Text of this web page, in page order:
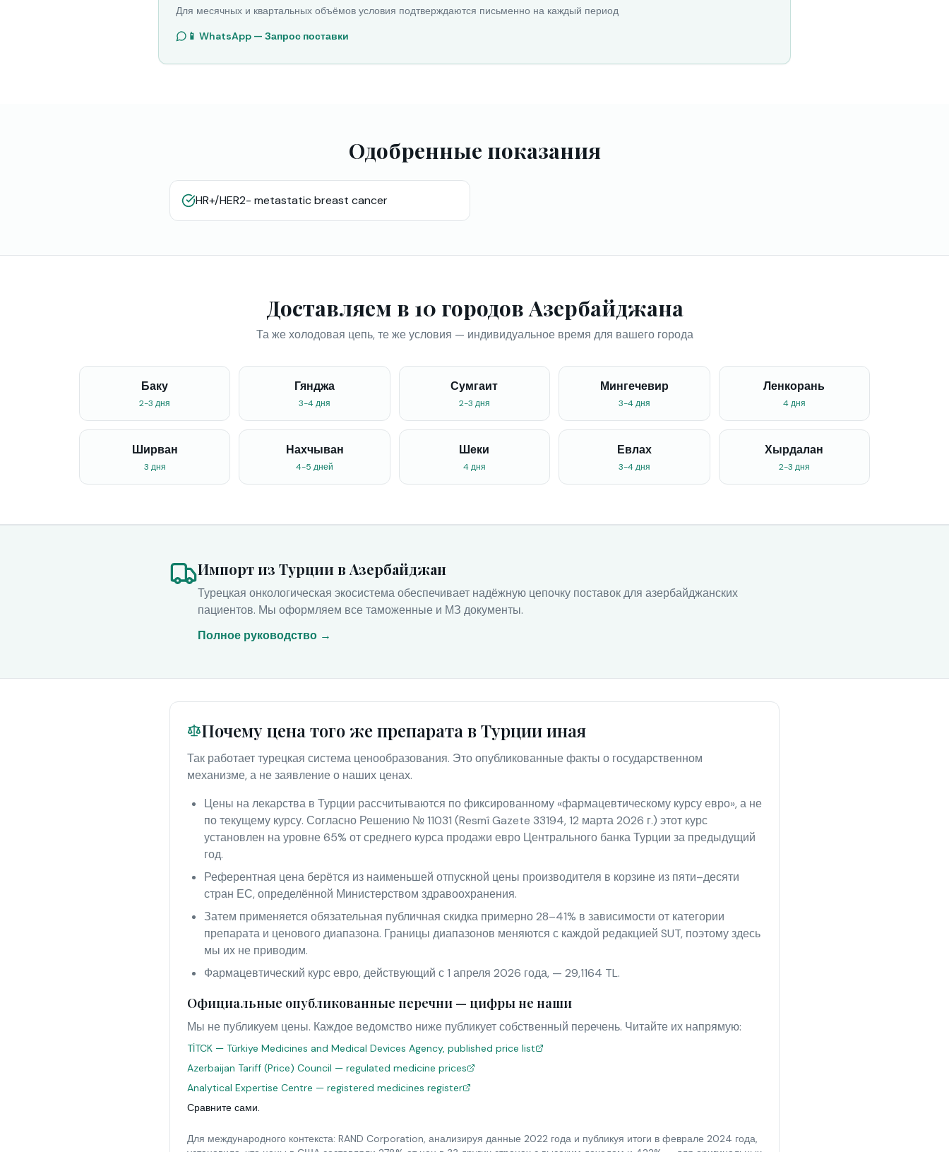
Для месячных и квартальных объёмов условия подтверждаются письменно на каждый период
📱 WhatsApp — Запрос поставки
Одобренные показания
HR+/HER2- metastatic breast cancer
Доставляем в 10 городов Азербайджана
Та же холодовая цепь, те же условия — индивидуальное время для вашего города
Баку
2-3 дня
Гянджа
3-4 дня
Сумгаит
2-3 дня
Мингечевир
3-4 дня
Ленкорань
4 дня
Ширван
3 дня
Нахчыван
4-5 дней
Шеки
4 дня
Евлах
3-4 дня
Хырдалан
2-3 дня
Импорт из Турции в Азербайджан
Турецкая онкологическая экосистема обеспечивает надёжную цепочку поставок для азербайджанских
пациентов. Мы оформляем все таможенные и МЗ документы.
Полное руководство →
Почему цена того же препарата в Турции иная
Так работает турецкая система ценообразования. Это опубликованные факты о государственном
механизме, а не заявление о наших ценах.
Цены на лекарства в Турции рассчитываются по фиксированному «фармацевтическому курсу евро», а не
по текущему курсу. Согласно Решению № 11031 (Resmî Gazete 33194, 12 марта 2026 г.) этот курс
установлен на уровне 65% от среднего курса продажи евро Центрального банка Турции за предыдущий
год.
Референтная цена берётся из наименьшей отпускной цены производителя в корзине из пяти–десяти
стран ЕС, определённой Министерством здравоохранения.
Затем применяется обязательная публичная скидка примерно 28–41% в зависимости от категории
препарата и ценового диапазона. Границы диапазонов меняются с каждой редакцией SUT, поэтому здесь
мы их не приводим.
Фармацевтический курс евро, действующий с 1 апреля 2026 года, — 29,1164 TL.
Официальные опубликованные перечни — цифры не наши
Мы не публикуем цены. Каждое ведомство ниже публикует собственный перечень. Читайте их напрямую:
TİTCK — Türkiye Medicines and Medical Devices Agency, published price list
Azerbaijan Tariff (Price) Council — regulated medicine prices
Analytical Expertise Centre — registered medicines register
Сравните сами.
Для международного контекста: RAND Corporation, анализируя данные 2022 года и публикуя итоги в феврале 2024 года,